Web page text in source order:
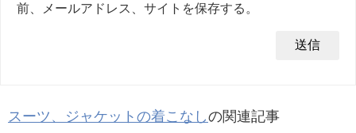
前、メールアドレス、サイトを保存する。
スーツ、ジャケットの着こなしの関連記事